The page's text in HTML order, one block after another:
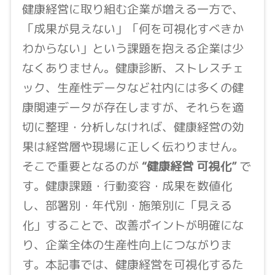
健康経営に取り組む企業が増える一方で、
「成果が見えない」「何を可視化すべきか
わからない」という課題を抱える企業は少
なくありません。健康診断、ストレスチェ
ック、生産性データなど社内には多くの健
康関連データが存在しますが、それらを適
切に整理・分析しなければ、健康経営の効
果は経営層や現場に正しく伝わりません。
そこで重要となるのが “健康経営 可視化”で
す。健康課題・行動変容・成果を数値化
し、部署別・年代別・施策別に「見える
化」することで、改善ポイントが明確にな
り、企業全体の生産性向上につながりま
す。本記事では、健康経営を可視化するた